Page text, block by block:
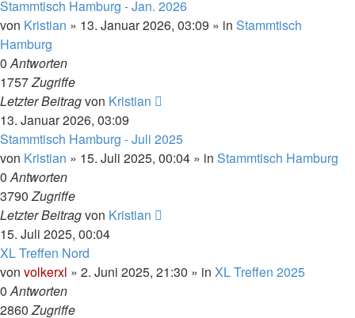
Stammtisch Hamburg - Jan. 2026
von Kristian » 13. Januar 2026, 03:09 » in Stammtisch
Hamburg
0Antworten
1757Zugriffe
Letzter Beitragvon Kristian
13. Januar 2026, 03:09
Stammtisch Hamburg - Juli 2025
von Kristian » 15. Juli 2025, 00:04 » in Stammtisch Hamburg
0Antworten
3790Zugriffe
Letzter Beitragvon Kristian
15. Juli 2025, 00:04
XL Treffen Nord
von volkerxl » 2. Juni 2025, 21:30 » in XL Treffen 2025
0Antworten
2860Zugriffe